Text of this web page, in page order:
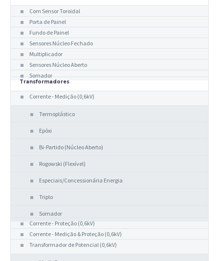
Com Sensor Toroidal
Porta de Painel
Fundo de Painel
Sensores Núcleo Fechado
Multiplicador
Sensores Núcleo Aberto
Somador
Transformadores
Corrente - Medição (0,6kV)
Termoplástico
Epóxi
Bi-Partido (Núcleo Aberto)
Rogowski (Flexível)
Especiais/Concessionária Energia
Triplo
Somador
Corrente - Proteção (0,6kV)
Corrente - Medição & Proteção (0,6kV)
Transformador de Potencial (0,6kV)